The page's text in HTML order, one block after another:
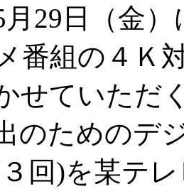
29日（金）
番組の４Ｋ
せていただ
のためのデ
回)を某テ